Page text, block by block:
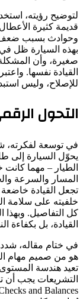
لتوضيح رؤيته،
قديمة كثيرة
وحوادث بسبب ضعف
بهذه السيارة ظل
صغيرة، وأن
القيادة نفسها.
للإصلاح، وليس
التحول
في توسعة لفكرته،
يحوّل السيارة إلى
الطيار – مهما
المسار والسرعة
تجعل القيادة
خلفيته على سلامة
كل التفاصيل. وبهذا
القيادة، بل بكفاءة
في ختام مقاله،
هو من صميم مهام
تعيد هندسة
التشريعات يجب